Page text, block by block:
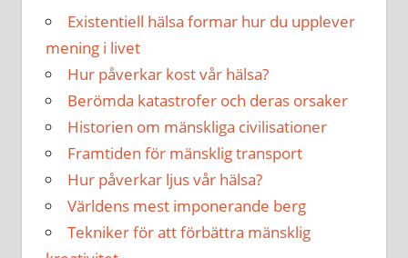
Existentiell hälsa formar hur du upplever
mening i livet
Hur påverkar kost vår hälsa?
Berömda katastrofer och deras orsaker
Historien om mänskliga civilisationer
Framtiden för mänsklig transport
Hur påverkar ljus vår hälsa?
Världens mest imponerande berg
Tekniker för att förbättra mänsklig